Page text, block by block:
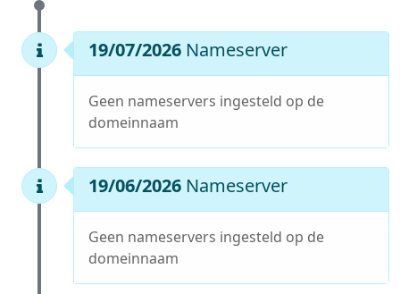
19/07/2026 Nameserver
Geen nameservers ingesteld op de
domeinnaam
19/06/2026 Nameserver
Geen nameservers ingesteld op de
domeinnaam